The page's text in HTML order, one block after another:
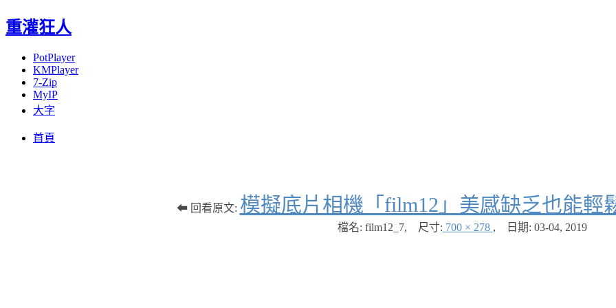
重灌狂人
PotPlayer
KMPlayer
7-Zip
MyIP
大字
首頁
⬅ 回看原文: 模擬底片相機「film12」美感缺乏也能輕
檔名: film12_7, 尺寸: 700 × 278 , 日期: 03-04, 2019